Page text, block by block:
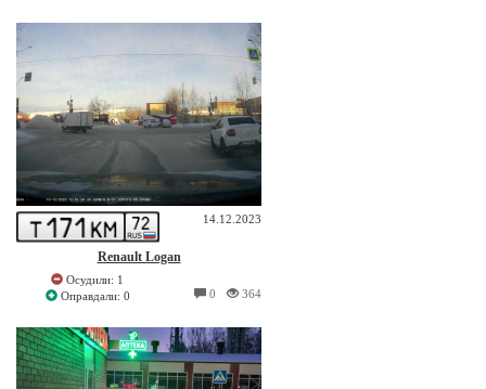
14.12.2023
Renault Logan
Осудили: 1
Оправдали: 0
364
0